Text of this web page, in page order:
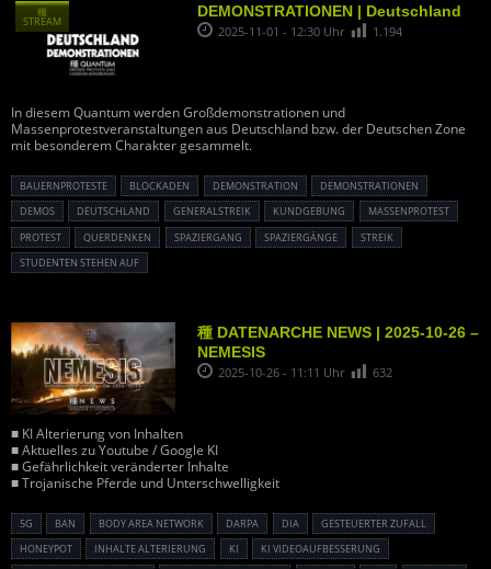
DEMONSTRATIONEN | Deutschland
2025-11-01 - 12:30 Uhr 1.194
In diesem Quantum werden Großdemonstrationen und
Massenprotestveranstaltungen aus Deutschland bzw. der Deutschen Zone
mit besonderem Charakter gesammelt.
BAUERNPROTESTE BLOCKADEN DEMONSTRATION
DEMONSTRATIONEN
DEMOS
DEUTSCHLAND GENERALSTREIK KUNDGEBUNG
MASSENPROTEST
PROTEST
QUERDENKEN SPAZIERGANG SPAZIERGÄNGE
STREIK
STUDENTEN STEHEN AUF
種
STREAM
種 DATENARCHE NEWS | 2025-10-26 –
NEMESIS
2025-10-26 - 11:11 Uhr 632
■ KI Alterierung von Inhalten
■ Aktuelles zu Youtube / Google KI
■ Gefährlichkeit veränderter Inhalte
■ Trojanische Pferde und Unterschwelligkeit
5G BAN BODY AREA NETWORK DARPA DIA
GESTEUERTER ZUFALL
HONEYPOT
INHALTE ALTERIERUNG KI
KI VIDEOAUFBESSERUNG